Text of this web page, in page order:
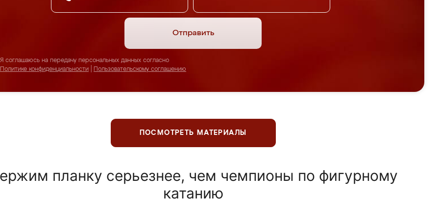
Отправить
Я соглашаюсь на передачу персональных данных согласно
Политике конфиденциальности
Пользовательскому соглашению
ПОСМОТРЕТЬ МАТЕРИАЛЫ
планку серьезнее, чем чемпионы по фигурному
катанию